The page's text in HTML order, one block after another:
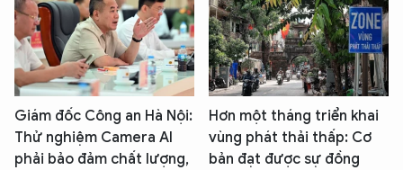
Giám đốc Công an Hà Nội:
Thử nghiệm Camera AI
phải bảo đảm chất lượng,
Hơn một tháng triển khai
vùng phát thải thấp: Cơ
bản đạt được sự đồng